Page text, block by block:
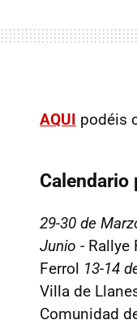
AQUI podéis
29-30 de
Junio - Rallye
Ferrol 13-14
Villa de
Comunidad